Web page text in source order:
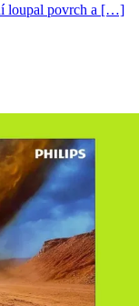
loupal povrch a […]